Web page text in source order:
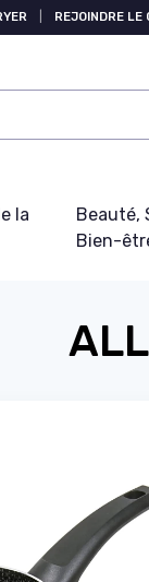
REJOINDRE LE
la
Beauté,
Bien-